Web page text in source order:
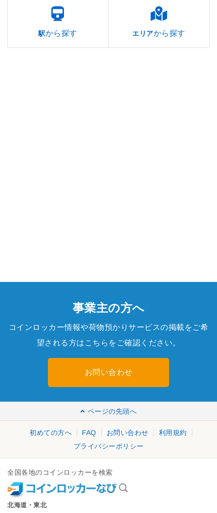
駅から探す エリアから探す
事業主の方へ
コインロッカー情報や荷物預かりサービスの掲載をご希
望される方はこちらをご確認ください。
お問い合わせ
ページの先頭へ
初めての方へ FAQ お問い合わせ
利用規約
プライバシーポリシー
全国各地のコインロッカーを検索
北海道・東北